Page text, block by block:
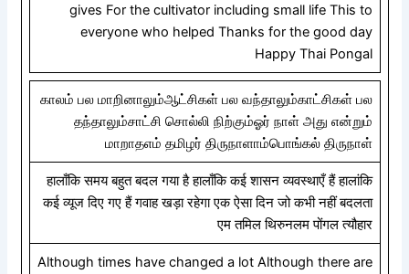
gives For the cultivator including small life This to
everyone who helped Thanks for the good day
Happy Thai Pongal
காலம் பல மாறினாலும்ஆட்சிகள் பல வந்தாலும்காட்சிகள் பல
தந்தாலும்சாட்சி சொல்லி நிற்கும்ஓர் நாள் அது என்றும்
மாறாதஎம் தமிழர் திருநாளாம்பொங்கல் திருநாள்
हालाँकि समय बहुत बदल गया है हालाँकि कई शासन व्यवस्थाएँ हैं हालांकि
कई व्यूज दिए गए हैं गवाह खड़ा रहेगा एक ऐसा दिन जो कभी नहीं बदलता
एम तमिल थिरुनलम पोंगल त्यौहार
Although times have changed a lot Although there are